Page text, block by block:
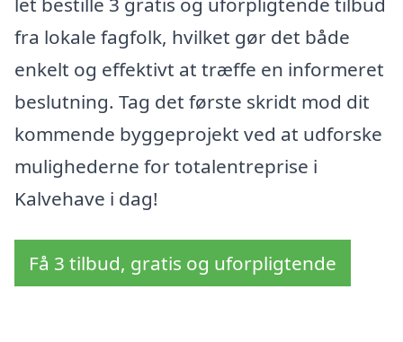
fra lokale fagfolk, hvilket gør det både
enkelt og effektivt at træffe en informeret
beslutning. Tag det første skridt mod dit
kommende byggeprojekt ved at udforske
mulighederne for totalentreprise i
Kalvehave i dag!
Få 3 tilbud, gratis og uforpligtende